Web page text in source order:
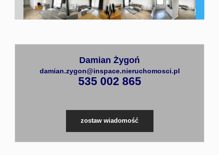
Damian Żygoń
damian.zygon@inspace.nieruchomosci.pl
535 002 865
zostaw wiadomość